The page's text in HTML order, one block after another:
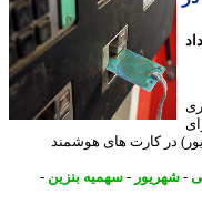
در کارت های هوشمند
-سهمیه بنزین-